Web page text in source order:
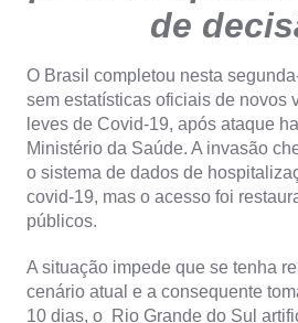
de
O Brasil completou nesta
sem estatísticas oficiais de novos
leves de Covid-19, após ataque
Ministério da Saúde. A invasão
o sistema de dados de
covid-19, mas o acesso foi
públicos.
A situação impede que se tenha
cenário atual e a consequente
10 dias, o Rio Grande do Sul